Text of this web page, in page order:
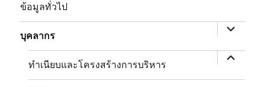
ข้อมูลทั่วไป
บุคลากร
หด
ทำเนียบและโครงสร้างการบริหาร